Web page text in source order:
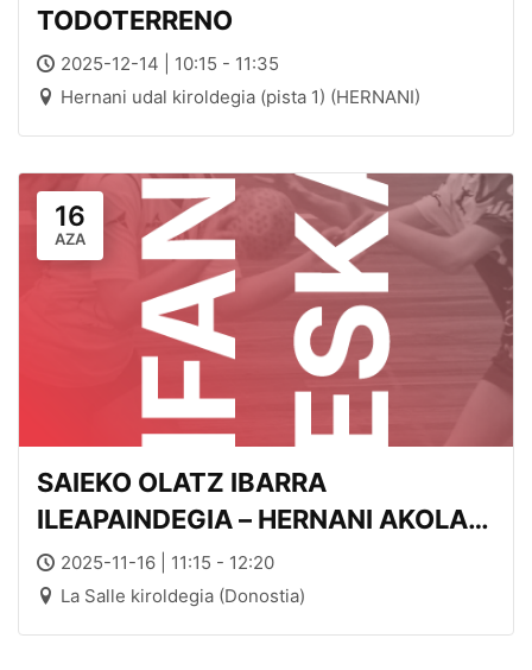
TODOTERRENO
2025-12-14 | 10:15 - 11:35
Hernani udal kiroldegia (pista 1) (HERNANI)
16
AZA
SAIEKO OLATZ IBARRA
ILEAPAINDEGIA – HERNANI AKOLA
E.T.2025-11-16 | 11:15 - 12:20
La Salle kiroldegia (Donostia)